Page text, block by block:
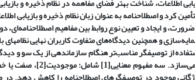
اطلاعات، شناخت بهتر فضای مفاهمه در نظام ذخیره و
کرد و اصطلاحنامه به عنوان زبان نظام ذخیره و بازیابی
و ایجاد و تعیین نوع روابط بین مفاهیم
و همچنین دیدگاه‌های متفاوت کاربران نهایی نظامهای
از توصیفگر مناسب‌تر هنگام سازماندهی از یک سو و
سه مفهوم معنایی[1] شامل: موجودیت[2] ، صفت یا